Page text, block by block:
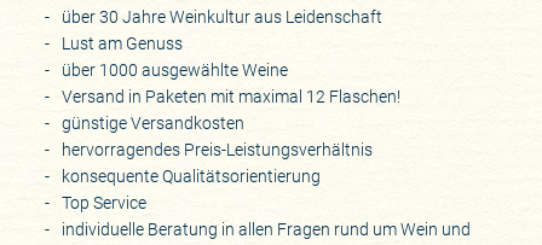
über 30 Jahre Weinkultur aus Leidenschaft
Lust am Genuss
über 1000 ausgewählte Weine
Versand in Paketen mit maximal 12 Flaschen!
günstige Versandkosten
hervorragendes Preis-Leistungsverhältnis
konsequente Qualitätsorientierung
Top Service
individuelle Beratung in allen Fragen rund um Wein und